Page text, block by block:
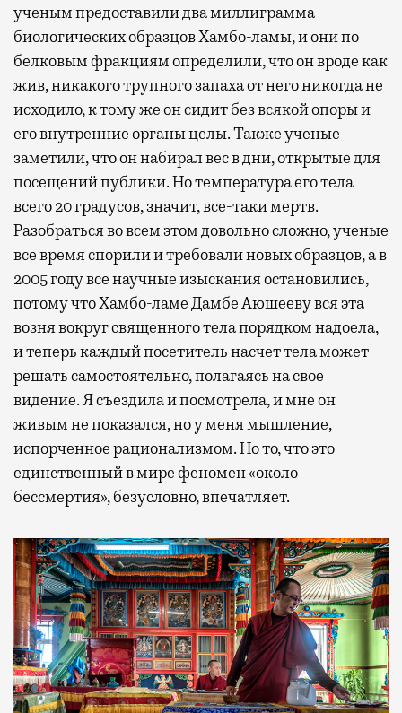
ученым предоставили два миллиграмма
биологических образцов Хамбо-ламы, и они по
белковым фракциям определили, что он вроде как
жив, никакого трупного запаха от него никогда не
исходило, к тому же он сидит без всякой опоры и
его внутренние органы целы. Также ученые
заметили, что он набирал вес в дни, открытые для
посещений публики. Но температура его тела
всего 20 градусов, значит, все-таки мертв.
Разобраться во всем этом довольно сложно, ученые
все время спорили и требовали новых образцов, а в
2005 году все научные изыскания остановились,
потому что Хамбо-ламе Дамбе Аюшееву вся эта
возня вокруг священного тела порядком надоела,
и теперь каждый посетитель насчет тела может
решать самостоятельно, полагаясь на свое
видение. Я съездила и посмотрела, и мне он
живым не показался, но у меня мышление,
испорченное рационализмом. Но то, что это
единственный в мире феномен «около
бессмертия», безусловно, впечатляет.